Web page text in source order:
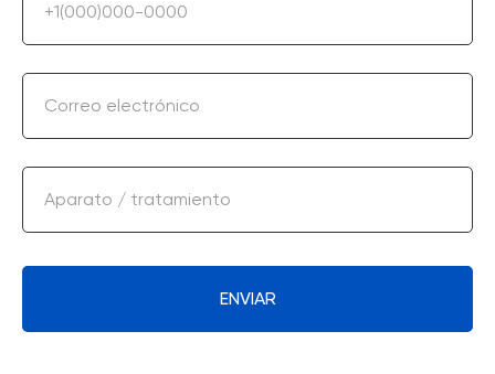
+1(000)000-0000
Correo electrónico
Aparato / tratamiento
ENVIAR